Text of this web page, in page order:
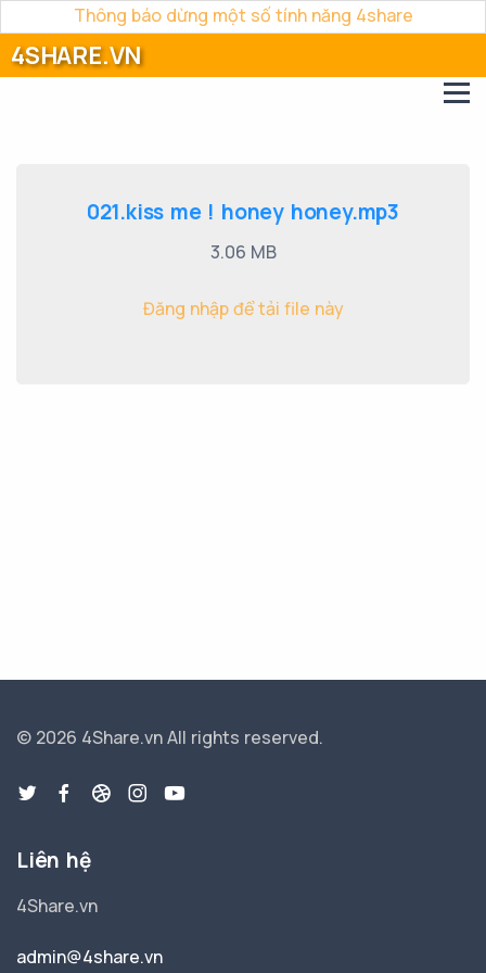
Thông báo dừng một số tính năng 4share
4SHARE.VN
021.kiss me ! honey honey.mp3
3.06 MB
Đăng nhập để tải file này
© 2026 4Share.vnAll rights reserved.
Liên hệ
4Share.vn
admin@4share.vn